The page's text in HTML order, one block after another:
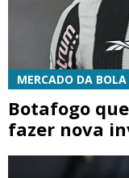
MERCADO DA BOLA
Botafogo
fazer nova